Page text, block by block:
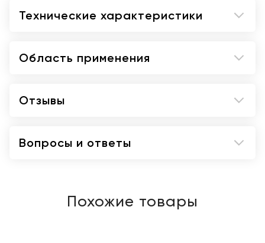
Технические характеристики
Область применения
Отзывы
Вопросы и ответы
Похожие товары